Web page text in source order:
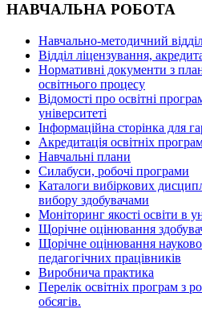
НАВЧАЛЬНА РОБОТА
Навчально-методичний
Відділ ліцензування,
Нормативні документи з
освітнього процесу
Відомості про освітні
університеті
Інформаційна сторінка для
Акредитація освітніх
Навчальні плани
Силабуси, робочі програми
Каталоги вибіркових
вибору здобувачами
Моніторинг якості освіти в
Щорічне оцінювання
Щорічне оцінювання
педагогічних працівників
Виробнича практика
Перелік освітніх програм з
oбсягів.